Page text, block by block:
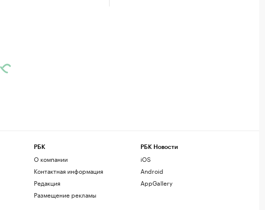
РБК
О компании
Контактная информация
Редакция
Размещение рекламы
РБК Новости
iOS
Android
AppGallery